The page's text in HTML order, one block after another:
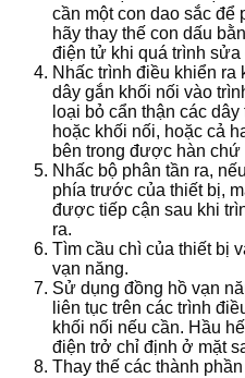
cần một con dao sắc để
hãy thay thế con dấu
điện tử khi quá trình sửa
Nhấc trình điều khiển ra
dây gắn khối nối vào
loại bỏ cẩn thận các
hoặc khối nối, hoặc cả
bên trong được hàn
Nhấc bộ phân tần ra,
phía trước của thiết bị,
được tiếp cận sau khi
ra.
Tìm cầu chì của thiết bị
vạn năng.
Sử dụng đồng hồ vạn
liên tục trên các trình
khối nối nếu cần. Hầu
điện trở chỉ định ở mặt
Thay thế các thành